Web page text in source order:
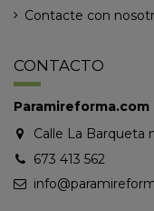
Contacte con
CONTACTO
Paramireforma.com
Calle La Barqueta
673 413 562